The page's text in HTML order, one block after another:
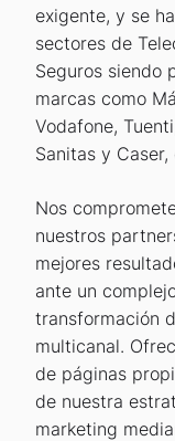
exigente, y se
sectores de
Seguros siendo
marcas como
Vodafone,
Sanitas y
Nos
nuestros
mejores
ante un
transformación
multicanal.
de páginas
de nuestra
marketing